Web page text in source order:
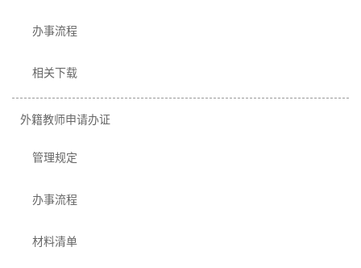
办事流程
相关下载
外籍教师申请办证
管理规定
办事流程
材料清单